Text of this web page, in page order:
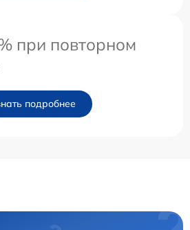
при повторном
подробнее